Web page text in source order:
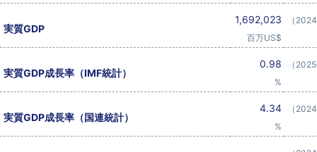
実質GDP
1,692,023
百万US$
（
実質GDP成長率（IMF統計）
0.98
%
（
実質GDP成長率（国連統計）
4.34
%
（